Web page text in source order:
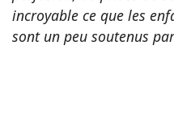
incroyable ce que les
sont un peu soutenus